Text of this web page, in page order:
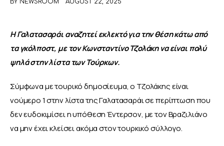
MEET THE TEAM
BY NEWSROOM AUGUST 22, 2025
Η Γαλατασαράι αναζητεί εκλεκτό για την θέση κάτω από
τα γκόλποστ, με τον Κωνσταντίνο Τζολάκη να είναι πολύ
ψηλά στην λίστα των Τούρκων.
Σύμφωνα με τουρικό δημοσίευμα, ο Τζολάκης είναι
νούμερο 1 στην λίστα της Γαλατασαράι σε περίπτωση που
δεν ευδοκιμίσει η υπόθεση Έντερσον, με τον Βραζιλιάνο
να μην έχει κλείσει ακόμα στον τουρκικό σύλλογο.